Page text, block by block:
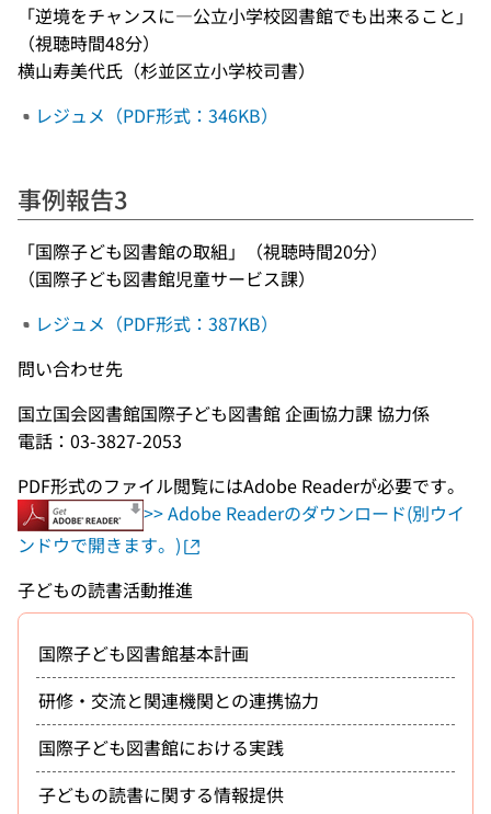
「逆境をチャンスに―公立小学校図書館でも出来ること」
（視聴時間48分）
横山寿美代氏（杉並区立小学校司書）
レジュメ（PDF形式：346KB）
事例報告3
「国際子ども図書館の取組」（視聴時間20分）
（国際子ども図書館児童サービス課）
レジュメ（PDF形式：387KB）
問い合わせ先
国立国会図書館国際子ども図書館 企画協力課 協力係
電話：03-3827-2053
PDF形式のファイル閲覧にはAdobe Readerが必要です。
>> Adobe Readerのダウンロード(別ウイ
ンドウで開きます。)
子どもの読書活動推進
国際子ども図書館基本計画
研修・交流と関連機関との連携協力
国際子ども図書館における実践
子どもの読書に関する情報提供